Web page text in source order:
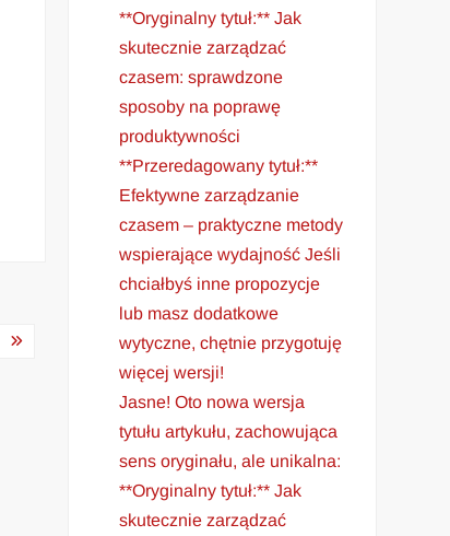
**Oryginalny tytuł:** Jak
skutecznie zarządzać
czasem: sprawdzone
sposoby na poprawę
produktywności
**Przeredagowany tytuł:**
Efektywne zarządzanie
czasem – praktyczne metody
wspierające wydajność Jeśli
chciałbyś inne propozycje
lub masz dodatkowe
wytyczne, chętnie przygotuję
więcej wersji!
Jasne! Oto nowa wersja
tytułu artykułu, zachowująca
sens oryginału, ale unikalna:
**Oryginalny tytuł:** Jak
skutecznie zarządzać